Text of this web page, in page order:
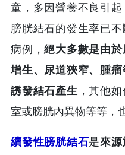
童，多因營養不良引
膀胱結石的發生率已
病例，絕大多數是由
增生、尿道狹窄、腫
誘發結石產生 ，其他
室或膀胱內異物等等，
續發性膀胱結石是來源